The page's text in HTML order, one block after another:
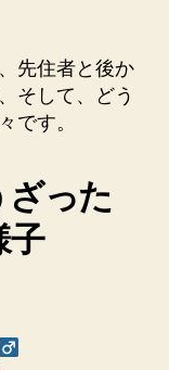
先住者と後か
そして、どう
です。
った
子